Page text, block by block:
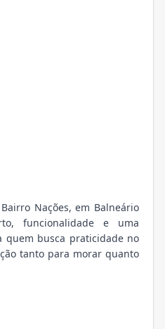
Nações, em Balneário
funcionalidade e uma
quem busca praticidade no
tanto para morar quanto